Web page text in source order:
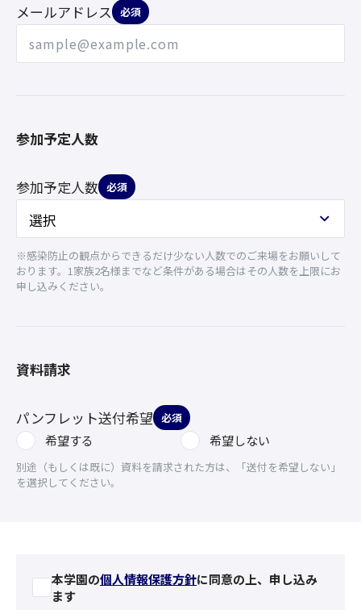
メールアドレス 必須
参加予定人数
参加予定人数 必須
※感染防止の観点からできるだけ少ない人数でのご来場をお願いして
おります。1家族2名様までなど条件がある場合はその人数を上限にお
申し込みください。
資料請求
パンフレット送付希望 必須
希望する 希望しない
別途（もしくは既に）資料を請求された方は、「送付を希望しない」
を選択してください。
本学園の個人情報保護方針に同意の上、申し込み
ます